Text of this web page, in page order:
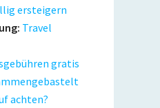
ersteigern
Travel
gratis
achten?